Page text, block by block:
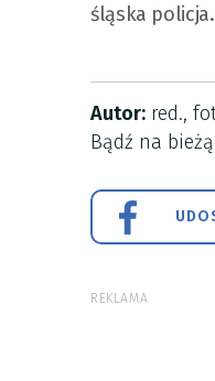
śląska
Autor: red.,
Bądź na
REKLAMA